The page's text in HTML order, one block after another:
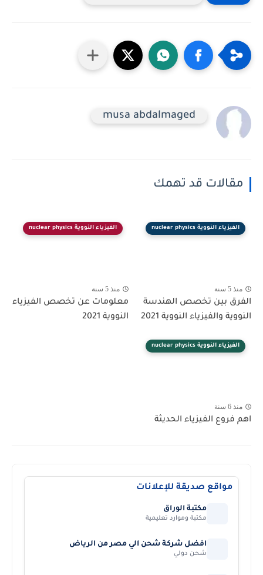
musa abdalmaged
مقالات قد تهمك
الفيزياء النووية nuclear physics
منذ 5 سنة
الفرق بين تخصص الهندسة
النووية والفيزياء النووية 2021
الفيزياء النووية nuclear physics
منذ 5 سنة
معلومات عن تخصص الفيزياء
النووية 2021
الفيزياء النووية nuclear physics
منذ 6 سنة
اهم فروع الفيزياء الحديثة
مواقع صديقة للإعلانات
مكتبة الوراق
مكتبة وموارد تعليمية
افضل شركة شحن الي مصر من الرياض
شحن دولي